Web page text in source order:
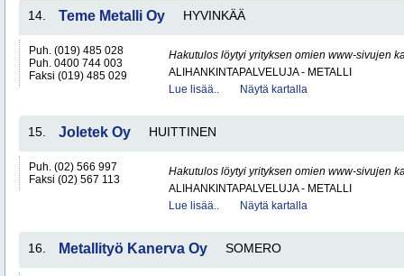
14. Teme Metalli Oy HYVINKÄÄ
Puh. (019) 485 028
Puh. 0400 744 003
Faksi (019) 485 029
Hakutulos löytyi yrityksen omien www-sivujen
ALIHANKINTAPALVELUJA - METALLI
Lue lisää..
Näytä kartalla
15. Joletek Oy HUITTINEN
Puh. (02) 566 997
Faksi (02) 567 113
Hakutulos löytyi yrityksen omien www-sivujen
ALIHANKINTAPALVELUJA - METALLI
Lue lisää..
Näytä kartalla
16. Metallityö Kanerva Oy SOMERO